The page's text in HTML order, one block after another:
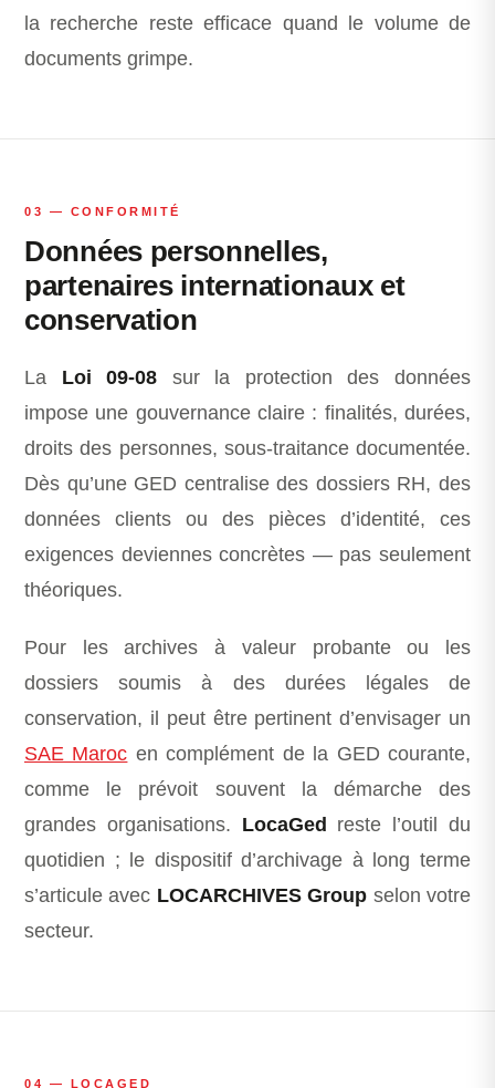
la recherche reste efficace quand le volume de
documents grimpe.
03 — CONFORMITÉ
Données personnelles,
partenaires internationaux et
conservation
La Loi 09-08 sur la protection des données
impose une gouvernance claire : finalités, durées,
droits des personnes, sous-traitance documentée.
Dès qu’une GED centralise des dossiers RH, des
données clients ou des pièces d’identité, ces
exigences deviennes concrètes — pas seulement
théoriques.
Pour les archives à valeur probante ou les
dossiers soumis à des durées légales de
conservation, il peut être pertinent d’envisager un
SAE Maroc en complément de la GED courante,
comme le prévoit souvent la démarche des
grandes organisations. LocaGed
reste l’outil du
quotidien ; le dispositif d’archivage à long terme
s’articule avec LOCARCHIVES Group selon votre
secteur.
04 — LOCAGED